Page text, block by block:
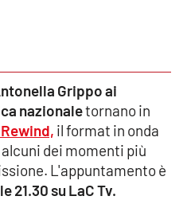
Grippo ai
nazionaletornano in
il format in onda
dei momenti più
L'appuntamento è
21.30 su LaC Tv.